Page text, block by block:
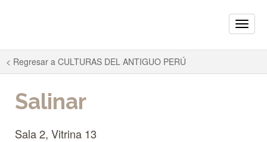
Toggle
< Regresar a CULTURAS DEL ANTIGUO PERÚ
Salinar
Sala 2, Vitrina 13